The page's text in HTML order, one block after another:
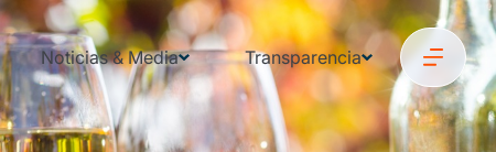
Noticias & Media Transparencia